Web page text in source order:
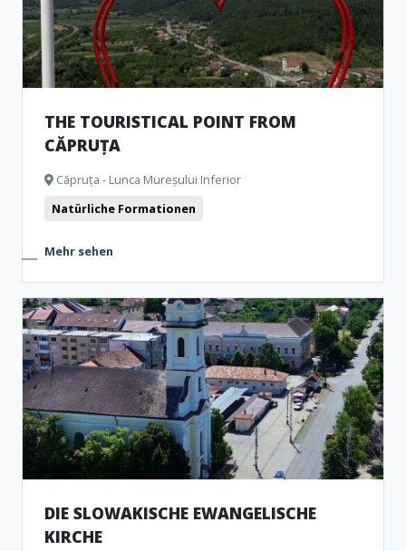
THE TOURISTICAL POINT FROM
CĂPRUȚA
Căpruța - Lunca Mureșului Inferior
Natürliche Formationen
Mehr sehen
DIE SLOWAKISCHE EWANGELISCHE
KIRCHE